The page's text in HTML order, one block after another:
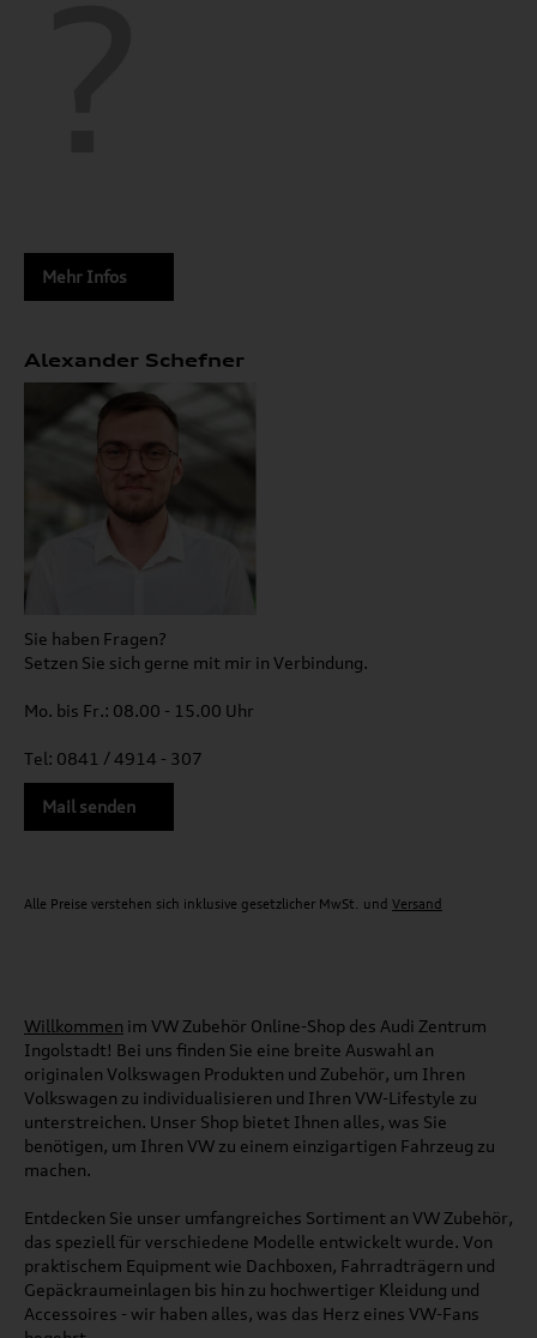
Mehr Infos
Alexander Schefner
Sie haben Fragen?
Setzen Sie sich gerne mit mir in Verbindung.
Mo. bis Fr.: 08.00 - 15.00 Uhr
Tel: 0841 / 4914 - 307
Mail senden
Alle Preise verstehen sich inklusive gesetzlicher MwSt. und Versand
Willkommen im VW Zubehör Online-Shop des Audi Zentrum
Ingolstadt! Bei uns finden Sie eine breite Auswahl an
originalen Volkswagen Produkten und Zubehör, um Ihren
Volkswagen zu individualisieren und Ihren VW-Lifestyle zu
unterstreichen. Unser Shop bietet Ihnen alles, was Sie
benötigen, um Ihren VW zu einem einzigartigen Fahrzeug zu
machen.
Entdecken Sie unser umfangreiches Sortiment an VW Zubehör,
das speziell für verschiedene Modelle entwickelt wurde. Von
praktischem Equipment wie Dachboxen, Fahrradträgern und
Gepäckraumeinlagen bis hin zu hochwertiger Kleidung und
Accessoires - wir haben alles, was das Herz eines VW-Fans